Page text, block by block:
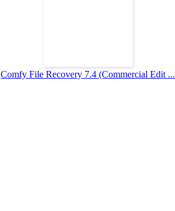
Comfy File Recovery 7.4 (Commercial Edit ...